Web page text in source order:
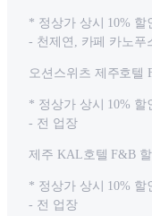
* 정상가 상시 10% 할
- 천제연, 카페 카노푸
오션스위츠 제주호텔
* 정상가 상시 10% 할
- 전 업장
제주 KAL호텔 F&B
* 정상가 상시 10% 할
- 전 업장